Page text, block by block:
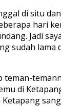
di situ
hari
Jadi
sudah lama
teman-
di